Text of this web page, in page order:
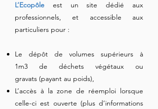
L’Ecopôle est un site dédié aux
professionnels, et accessible aux
particuliers pour :
Le dépôt de volumes supérieurs à
1m3 de déchets végétaux ou
gravats (payant au poids),
L’accès à la zone de réemploi lorsque
celle-ci est ouverte (plus d’informations